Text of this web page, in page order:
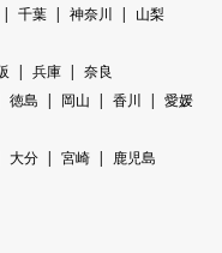
千葉 神奈川
山梨
兵庫
奈良
徳島 岡山 香川
愛媛
大分 宮崎
鹿児島